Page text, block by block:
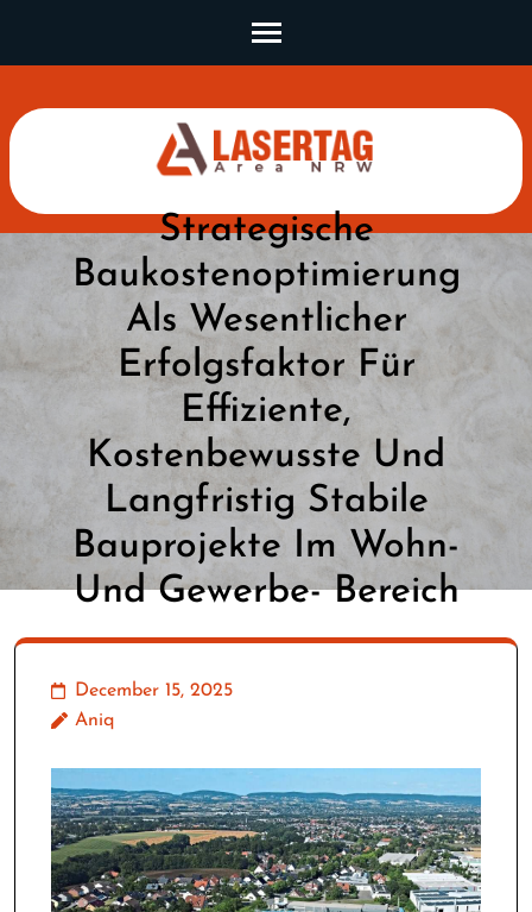
(Press
Strategische
Baukostenoptimierung
Als Wesentlicher
Erfolgsfaktor Für
Effiziente,
Kostenbewusste Und
Langfristig Stabile
Bauprojekte Im Wohn-
Und Gewerbe- Bereich
December 15, 2025
Aniq